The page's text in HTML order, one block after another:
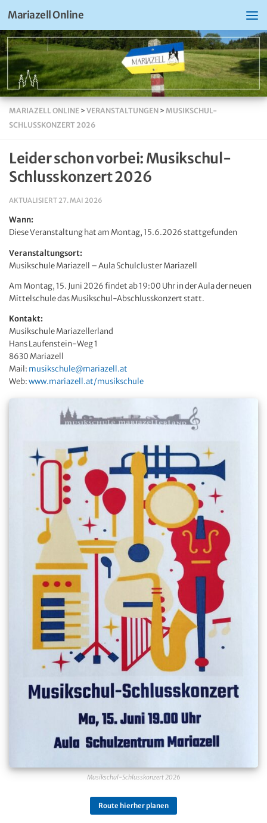
Mariazell Online
MARIAZELL ONLINE > VERANSTALTUNGEN > MUSIKSCHUL-
SCHLUSSKONZERT 2026
Leider schon vorbei: Musikschul-
Schlusskonzert 2026
AKTUALISIERT 27. MAI 2026
Wann:
Diese Veranstaltung hat am Montag, 15.6.2026 stattgefunden
Veranstaltungsort:
Musikschule Mariazell – Aula Schulcluster Mariazell
Am Montag, 15. Juni 2026 findet ab 19:00 Uhr in der Aula der neuen
Mittelschule das Musikschul-Abschlusskonzert statt.
Kontakt:
Musikschule Mariazellerland
Hans Laufenstein-Weg 1
8630 Mariazell
Mail: musikschule@mariazell.at
Web:www.mariazell.at/musikschule
Musikschul-Schlusskonzert 2026
Route hierher planen